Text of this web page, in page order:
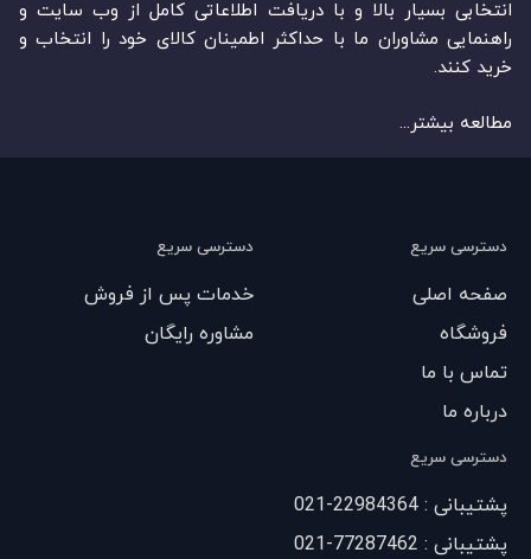
انتخابی بسیار بالا و با دریافت اطلاعاتی کامل از وب سایت و
راهنمایی مشاوران ما با حداکثر اطمینان کالای خود را انتخاب و
خرید کنند.
مطالعه بیشتر...
دسترسی سریع
صفحه اصلی
فروشگاه
تماس با ما
درباره ما
دسترسی سریع
خدمات پس از فروش
مشاوره رایگان
دسترسی سریع
پشتیبانی : 22984364-021
پشتیبانی : 77287462-021